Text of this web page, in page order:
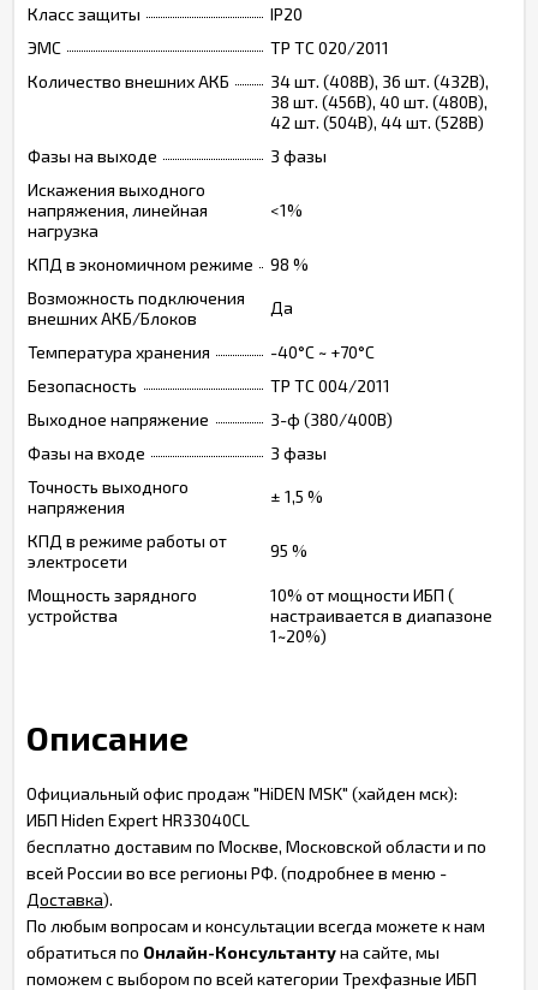
Класс защиты
IP20
ЭМС
ТР ТС 020/2011
Количество внешних АКБ
34 шт. (408В), 36 шт. (432В),
38 шт. (456В), 40 шт. (480В),
42 шт. (504В), 44 шт. (528В)
Фазы на выходе
3 фазы
Искажения выходного
напряжения, линейная
нагрузка
<1%
КПД в экономичном режиме
98 %
Возможность подключения
внешних АКБ/Блоков
Да
Температура хранения
-40°C ~ +70°C
Безопасность
ТР ТС 004/2011
Выходное напряжение
3-ф (380/400В)
Фазы на входе
3 фазы
Точность выходного
напряжения
± 1,5 %
КПД в режиме работы от
электросети
95 %
Мощность зарядного
устройства
10% от мощности ИБП (
настраивается в диапазоне
1~20%)
Описание
Официальный офис продаж "HiDEN MSK" (хайден мск):
ИБП Hiden Expert HR33040CL
бесплатно доставим по Москве, Московской области и по
всей России во все регионы РФ. (подробнее в меню -
Доставка).
По любым вопросам и консультации всегда можете к нам
обратиться по Онлайн-Консультантуна сайте, мы
поможем с выбором по всей категории Трехфазные ИБП